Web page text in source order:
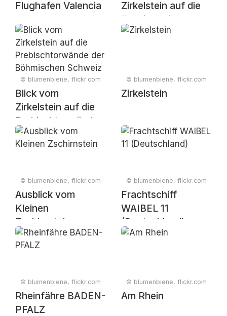
Flughafen Valencia
Zirkelstein auf die
Zschirnsteine
© blumenbiene, flickr.com
Blick vom
Zirkelstein auf die
Prebischtorwände
der Böhmischen
Schweiz
© blumenbiene, flickr.com
Zirkelstein
© blumenbiene, flickr.com
Ausblick vom
Kleinen
Zschirnstein
© blumenbiene, flickr.com
Frachtschiff
WAIBEL 11
(Deutschland)
© blumenbiene, flickr.com
Rheinfähre BADEN-
PFALZ
© blumenbiene, flickr.com
Am Rhein